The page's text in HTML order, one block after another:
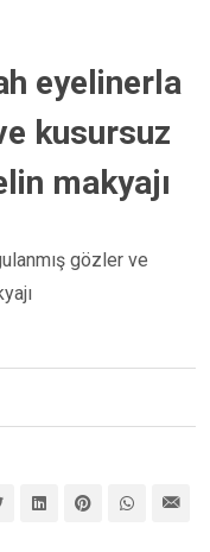
eyelinerla
kusursuz
makyajı
gözler ve